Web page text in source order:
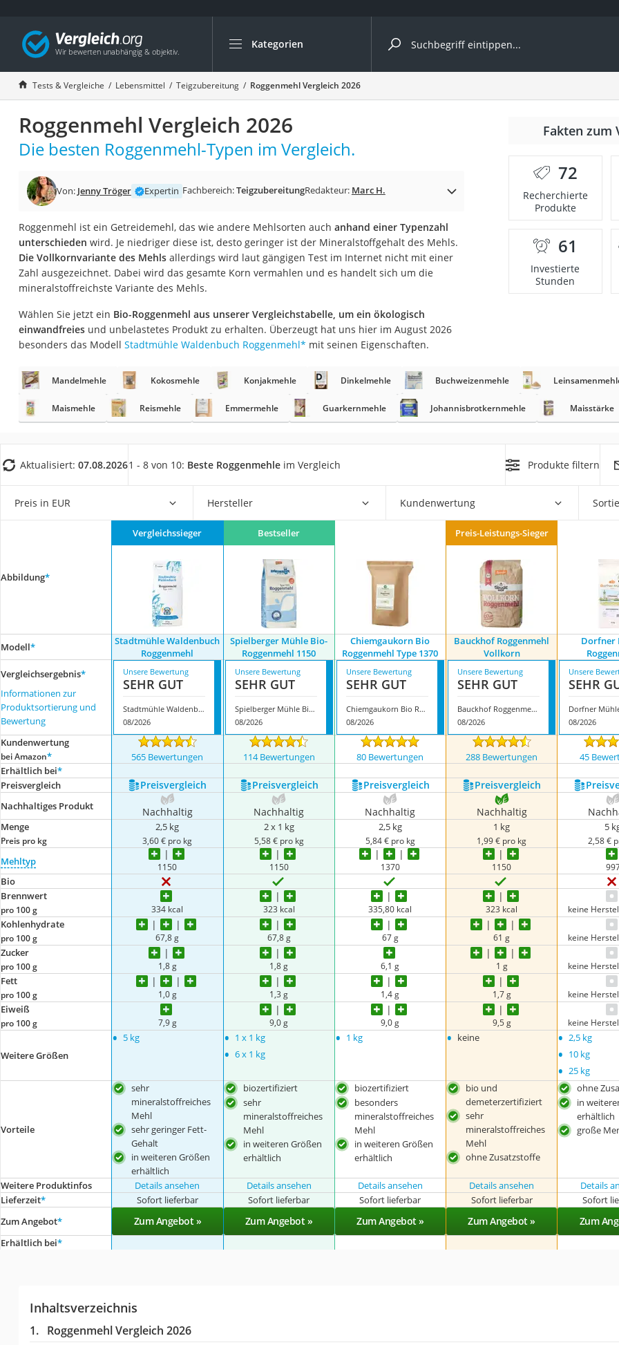
Kategorien
Die beliebtesten Vergleiche nach Kategorie
Lebensmittel
Schwarzkümmelöl
Knäckebrot
Schwarzkümmelöl-Kapseln
Manukahonig
Eiklar
Balsamico-Essig
Schwarzkümmelöl bio
Sardinen
Gemüsebrühe
Eiskaffee-Pulver
Grapefruitkernextrakt
Matcha-Set
Trüffelöl
Erythrit
Müsli ohne Zuckerzusatz
Tests & Vergleiche Lebensmittel Teigzubereitung Roggenmehl Vergleich 2026
Roggenmehl Vergleich 2026
Die besten Roggenmehl-Typen im Vergleich.
Von: Jenny Tröger Expertin Fachbereich:TeigzubereitungRedakteur: Marc H.
Roggenmehl ist ein Getreidemehl, das wie andere Mehlsorten auch anhand einer Typenzahl
unterschieden wird. Je niedriger diese ist, desto geringer ist der Mineralstoffgehalt des Mehls.
Die Vollkornvariante des Mehlsallerdings wird laut gängigen Test im Internet nicht mit einer
Zahl ausgezeichnet. Dabei wird das gesamte Korn vermahlen und es handelt sich um die
mineralstoffreichste Variante des Mehls.
Wählen Sie jetzt ein Bio-Roggenmehl aus unserer Vergleichstabelle, um ein ökologisch
einwandfreies und unbelastetes Produkt zu erhalten. Überzeugt hat uns hier im August 2026
besonders das Modell Stadtmühle Waldenbuch Roggenmehl* mit seinen Eigenschaften.
Fakten zum
72
Recherchierte
Produkte
61
Investierte
Stunden
Mandelmehle Kokosmehle Konjakmehle Dinkelmehle Buchweizenmehle
Maismehle Reismehle Emmermehle Guarkernmehle Johannisbrotkernmehle Maisstärke
Aktualisiert: 07.08.20261 - 8 von 10: Beste Roggenmehle im Vergleich Produkte filtern
Preis in EUR Hersteller Kundenwertung
Abbildung*
Vergleichssieger Bestseller Preis-Leistungs-Sieger
Modell*
Stadtmühle Waldenbuch
Roggenmehl
Spielberger Mühle Bio-
Roggenmehl 1150
Chiemgaukorn Bio
Roggenmehl Type 1370
Bauckhof Roggenmehl
Vollkorn
Dorfner
Vergleichsergebnis*
Informationen zur
Produktsortierung und
Bewertung
Unsere Bewertung
SEHR GUT
Stadtmühle Waldenbuch Roggenmehl
08/2026
Unsere Bewertung
SEHR GUT
Spielberger Mühle Bio-Roggenmehl 1150
08/2026
Unsere Bewertung
SEHR GUT
Chiemgaukorn Bio Roggenmehl Type 1370
08/2026
Unsere Bewertung
SEHR GUT
Bauckhof Roggenmehl Vollkorn
08/2026
Unsere
SEHR
08/2026
Kundenwertung
bei Amazon* 565 Bewertungen 114 Bewertungen 80 Bewertungen 288 Bewertungen 45
Erhältlich bei*
Preis­vergleich
Preis­vergleich Preis­vergleich Preis­vergleich Preis­vergleich
Nachhaltiges Produkt Nachhaltig Nachhaltig Nachhaltig Nachhaltig
Menge
Preis pro kg
2,5 kg
3,60 € pro kg
2 x 1 kg
5,58 € pro kg
2,5 kg
5,84 € pro kg
1 kg
1,99 € pro kg
5
2,58 €
Mehltyp 1150 1150 1370 1150
Bio
Brennwert
pro 100 g 334 kcal 323 kcal ‎335,80 kcal 323 kcal keine
Kohlenhydrate
pro 100 g 67,8 g 67,8 g 67 g 61 g keine
Zucker
pro 100 g 1,8 g 1,8 g 6,1 g 1 g keine
Fett
pro 100 g 1,0 g 1,3 g 1,4 g 1,7 g keine
Eiweiß
pro 100 g 7,9 g 9,0 g 9,0 g 9,5 g keine
Weitere Größen
• 5 kg • 1 x 1 kg
• 6 x 1 kg
• 1 kg • keine • 2,5 kg
• 10 kg
• 25 kg
Vorteile
sehr
mineralstoffreiches
Mehl
sehr geringer Fett-
Gehalt
in weiteren Größen
erhältlich
biozertifiziert
sehr
mineralstoffreiches
Mehl
in weiteren Größen
erhältlich
biozertifiziert
besonders
mineralstoffreiches
Mehl
in weiteren Größen
erhältlich
bio und
demeterzertifiziert
sehr
mineralstoffreiches
Mehl
ohne Zusatzstoffe
ohne
in
erhältlich
große
Weitere Produktinfos Details ansehen Details ansehen Details ansehen Details ansehen Details
Lieferzeit* Sofort lieferbar Sofort lieferbar Sofort lieferbar Sofort lieferbar Sofort
Zum Angebot* Zum Angebot » Zum Angebot » Zum Angebot » Zum Angebot » Zum
Erhältlich bei*
Inhaltsverzeichnis
Roggenmehl Vergleich 2026